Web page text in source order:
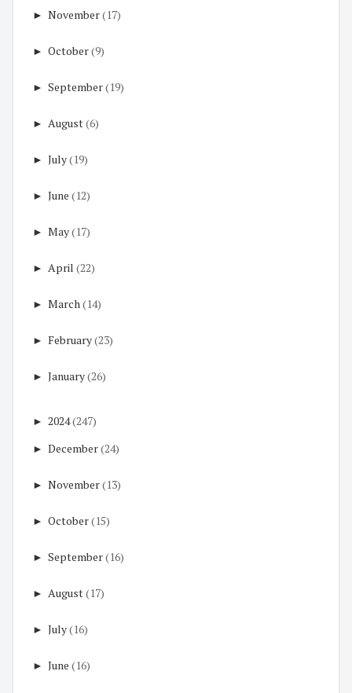
► November(17)
► October(9)
► September(19)
► August(6)
► July(19)
► June (12)
► May(17)
► April (22)
► March(14)
► February(23)
► January(26)
► 2024(247)
► December(24)
► November(13)
► October(15)
► September(16)
► August(17)
► July(16)
► June (16)